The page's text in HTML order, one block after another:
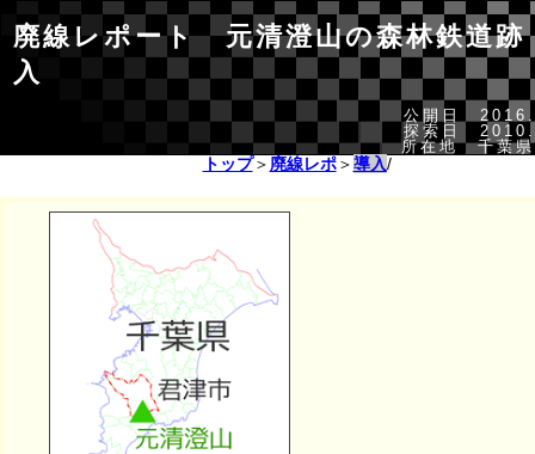
廃線レポート 元清澄山の森林鉄道
入
公開日
探索日
所在地 千葉県
トップ＞廃線レポ＞導入/